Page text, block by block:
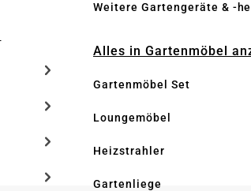
Weitere Gartengeräte & -
Alles in Gartenmöbel
Gartenmöbel Set
Loungemöbel
Heizstrahler
Gartenliege